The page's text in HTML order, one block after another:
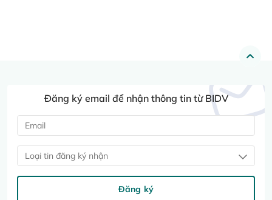
Đăng ký email để nhận thông tin từ BIDV
Loại tin đăng ký nhận
Đăng ký